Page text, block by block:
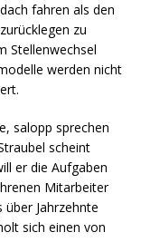
fahren als den
zu
Stellenwechsel
werden nicht
salopp sprechen
scheint
er die Aufgaben
Mitarbeiter
Jahrzehnte
sich einen von